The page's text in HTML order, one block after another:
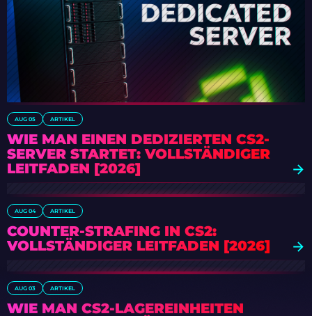
AUG 05 ARTIKEL
WIE MAN EINEN DEDIZIERTEN CS2-
SERVER STARTET: VOLLSTÄNDIGER
LEITFADEN [2026]
AUG 04 ARTIKEL
COUNTER-STRAFING IN CS2:
VOLLSTÄNDIGER LEITFADEN [2026]
AUG 03 ARTIKEL
WIE MAN CS2-LAGEREINHEITEN